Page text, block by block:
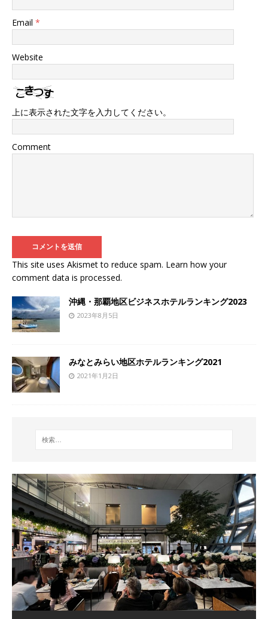
Email *
Website
上に表示された文字を入力してください。
Comment
This site uses Akismet to reduce spam. Learn how your
comment data is processed.
沖縄・那覇地区ビジネスホテルランキング2023
2023年8月5日
みなとみらい地区ホテルランキング2021
2021年1月2日